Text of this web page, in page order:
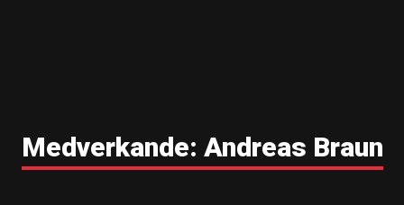
Medverkande: Andreas Braun